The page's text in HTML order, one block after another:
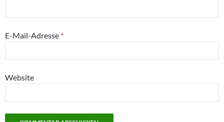
E-Mail-Adresse *
Website